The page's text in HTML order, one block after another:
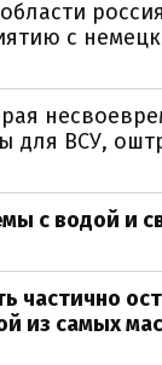
с
для ВСУ,
с водой и
частично
из самых